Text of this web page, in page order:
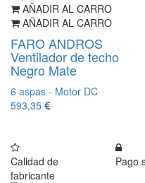
AÑADIR AL CARRO
AÑADIR AL CARRO
FARO ANDROS
Ventilador de techo
Negro Mate
6 aspas - Motor DC
593,35
Calidad de
fabricante
Pago